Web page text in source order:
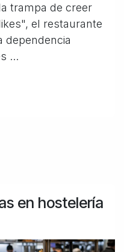
trampa de creer
el restaurante
dependencia
...
en hostelería